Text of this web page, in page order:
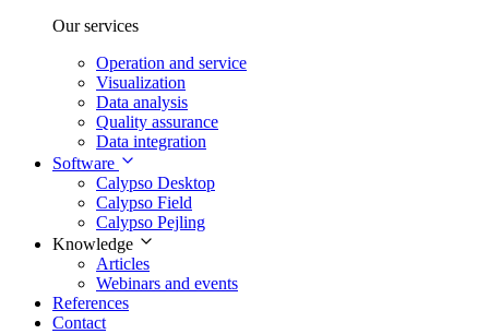
Our services
Operation and service
Visualization
Data analysis
Quality assurance
Data integration
Software
Calypso Desktop
Calypso Field
Calypso Pejling
Knowledge
Articles
Webinars and events
References
Contact